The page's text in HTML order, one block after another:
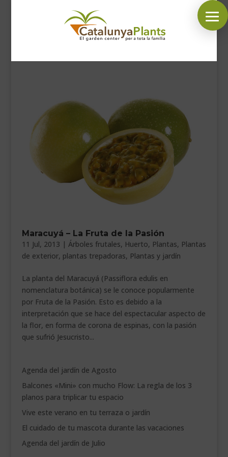
SÍGUENOS EN:
COMPLEMENTOS JARDÍN
DECORACIÓN
___________________________
VEURE EN CATALÀ
Maracuyá – La Fruta de la Pasión
11 Jul, 2013 | Árboles frutales, Huerto, Plantas, Plantas
de exterior, plantas trepadoras, Plantas y jardín
La planta del Maracuyá (Passiflora edulis en
nomenclatura botánica) se le conoce popularmente
por Fruta de la Pasión. Esto es debido a la
interpretación que se hace del espectacular aspecto de
la flor, en forma de corona de espinas, con la pasión
que sufrió Jesucristo...
Agenda del jardín de Agosto
Balcones «Mini» con mucho Flow: La regla de los 3
planos para triplicar tu espacio
Vive este verano en tu terraza o jardín
El cuidado de tu mascota durante las vacaciones
Agenda del jardín de Julio